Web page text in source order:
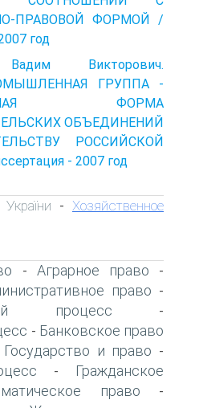
ПРАВОВОЙ ФОРМОЙ /
год
Викторович.
ГРУППА -
ФОРМА
ОБЪЕДИНЕНИЙ
РОССИЙСКОЙ
- 2007 год
- Хозяйственное
- Аграрное право -
право -
процесс -
- Банковское право
Государство и право -
-
Гражданское
право -